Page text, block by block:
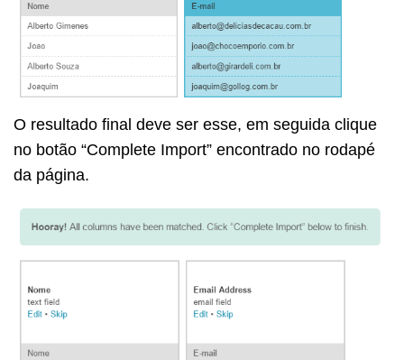
O resultado final deve ser esse, em seguida clique
no botão “Complete Import” encontrado no rodapé
da página.